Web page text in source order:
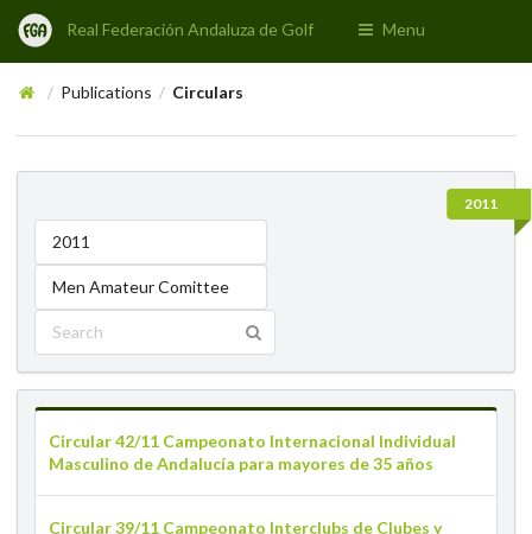
Real Federación Andaluza de Golf Menu
/ Publications / Circulars
2011
2011
Men Amateur Comittee
Circular 42/11 Campeonato Internacional Individual
Masculino de Andalucía para mayores de 35 años
Circular 39/11 Campeonato Interclubs de Clubes y